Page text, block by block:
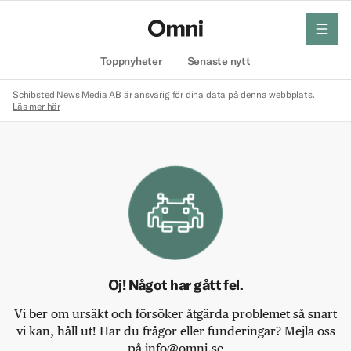
Toppnyheter Senaste nytt
meny
Schibsted News Media AB är ansvarig för dina data på denna webbplats.
Läs mer här
Oj! Något har gått fel.
Vi ber om ursäkt och försöker åtgärda problemet så snart
vi kan, håll ut! Har du frågor eller funderingar? Mejla oss